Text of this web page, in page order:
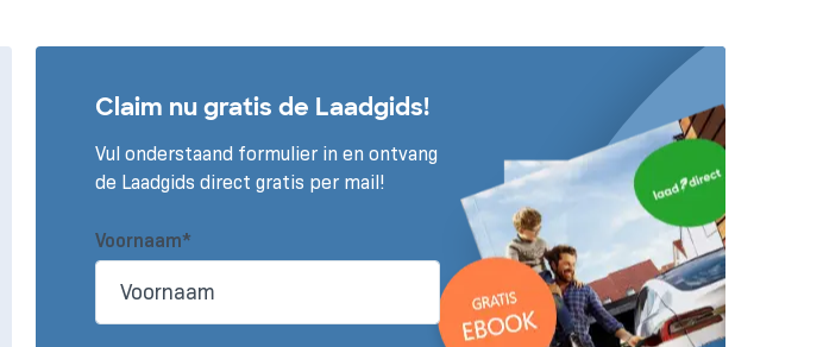
Claim nu gratis de Laadgids!
Vul onderstaand formulier in en ontvang
de Laadgids direct gratis per mail!
Voornaam*